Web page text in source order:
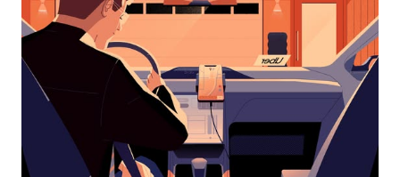
selecionar
uma
data.
Pressione
a
tecla
“ESC”
o
calendário.